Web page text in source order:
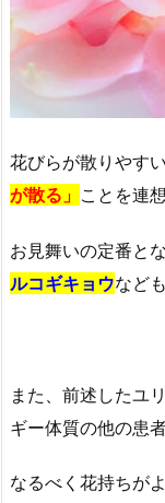
花びらが散りやす
が散る」 ことを連
お見舞いの定番と
ルコギキョウなど
また、前述したユ
ギー体質の他の患
なるべく花持ちが